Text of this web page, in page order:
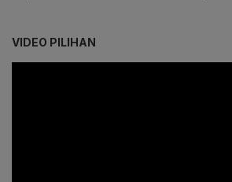
VIDEO PILIHAN